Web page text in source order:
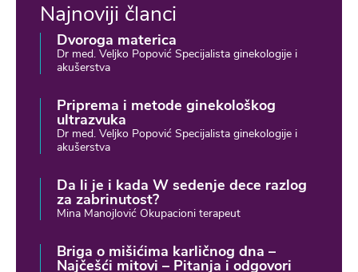
Najnoviji članci
Dvoroga materica
Dr med. Veljko Popović Specijalista ginekologije i
akušerstva
Priprema i metode ginekološkog
ultrazvuka
Dr med. Veljko Popović Specijalista ginekologije i
akušerstva
Da li je i kada W sedenje dece razlog
za zabrinutost?
Mina Manojlović Okupacioni terapeut
Briga o mišićima karličnog dna –
Najčešći mitovi – Pitanja i odgovori